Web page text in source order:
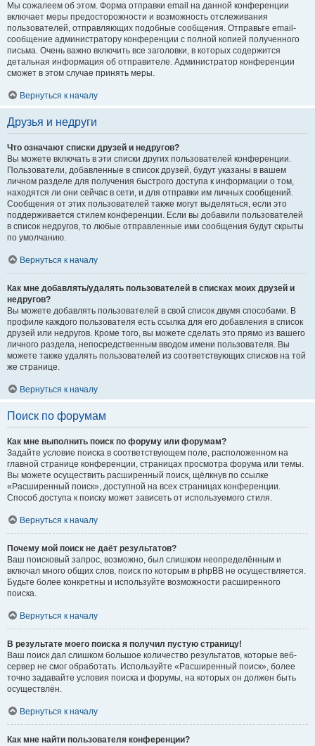
Мы сожалеем об этом. Форма отправки email на данной конференции
включает меры предосторожности и возможность отслеживания
пользователей, отправляющих подобные сообщения. Отправьте email-
сообщение администратору конференции с полной копией полученного
письма. Очень важно включить все заголовки, в которых содержится
детальная информация об отправителе. Администратор конференции
сможет в этом случае принять меры.
Вернуться к началу
Друзья и недруги
Что означают списки друзей и недругов?
Вы можете включать в эти списки других пользователей конференции.
Пользователи, добавленные в список друзей, будут указаны в вашем
личном разделе для получения быстрого доступа к информации о том,
находятся ли они сейчас в сети, и для отправки им личных сообщений.
Сообщения от этих пользователей также могут выделяться, если это
поддерживается стилем конференции. Если вы добавили пользователей
в список недругов, то любые отправленные ими сообщения будут скрыты
по умолчанию.
Вернуться к началу
Как мне добавлять/удалять пользователей в списках моих друзей и
недругов?
Вы можете добавлять пользователей в свой список двумя способами. В
профиле каждого пользователя есть ссылка для его добавления в список
друзей или недругов. Кроме того, вы можете сделать это прямо из вашего
личного раздела, непосредственным вводом имени пользователя. Вы
можете также удалять пользователей из соответствующих списков на той
же странице.
Вернуться к началу
Поиск по форумам
Как мне выполнить поиск по форуму или форумам?
Задайте условие поиска в соответствующем поле, расположенном на
главной странице конференции, страницах просмотра форума или темы.
Вы можете осуществить расширенный поиск, щёлкнув по ссылке
«Расширенный поиск», доступной на всех страницах конференции.
Способ доступа к поиску может зависеть от используемого стиля.
Вернуться к началу
Почему мой поиск не даёт результатов?
Ваш поисковый запрос, возможно, был слишком неопределённым и
включал много общих слов, поиск по которым в phpBB не осуществляется.
Будьте более конкретны и используйте возможности расширенного
поиска.
Вернуться к началу
В результате моего поиска я получил пустую страницу!
Ваш поиск дал слишком большое количество результатов, которые веб-
сервер не смог обработать. Используйте «Расширенный поиск», более
точно задавайте условия поиска и форумы, на которых он должен быть
осуществлён.
Вернуться к началу
Как мне найти пользователя конференции?